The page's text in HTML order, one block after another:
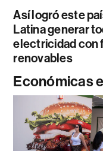
Así logró este
Latina generar
electricidad con
renovables
Económicas